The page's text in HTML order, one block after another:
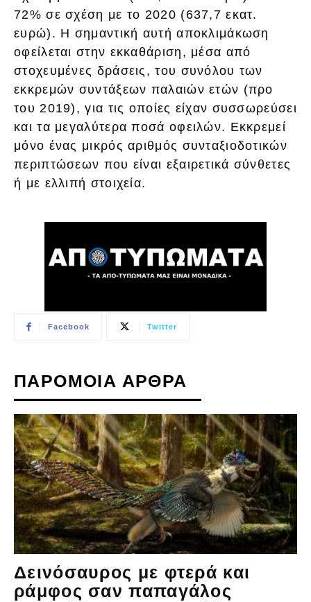
72% σε σχέση με το 2020 (637,7 εκατ.
ευρώ). Η σημαντική αυτή αποκλιμάκωση
οφείλεται στην εκκαθάριση, μέσα από
στοχευμένες δράσεις, του συνόλου των
εκκρεμών συντάξεων παλαιών ετών (προ
του 2019), για τις οποίες είχαν συσσωρεύσει
και τα μεγαλύτερα ποσά οφειλών. Εκκρεμεί
μόνο ένας μικρός αριθμός συνταξιοδοτικών
περιπτώσεων που είναι εξαιρετικά σύνθετες
ή με ελλιπή στοιχεία.
Facebook Twitter
ΠΑΡΟΜΟΙΑ ΑΡΘΡΑ
Δεινόσαυρος με φτερά και
ράμφος σαν παπαγάλος